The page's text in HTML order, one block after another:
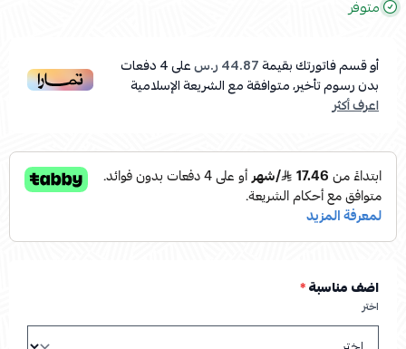
متوفر
أو قسم فاتورتك بقيمة44.87 ر.س على4دفعات
بدون رسوم تأخير، متوافقة مع الشريعة الإسلامية
اعرف أكثر
اضف مناسبة*
اختر